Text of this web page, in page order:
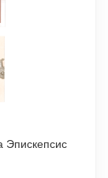
Эпискепсис